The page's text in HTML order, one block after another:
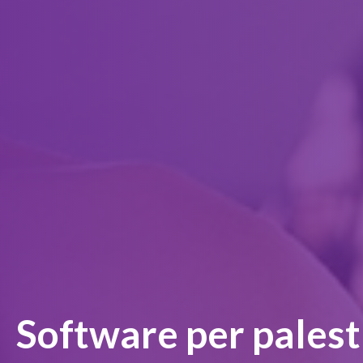
Software per